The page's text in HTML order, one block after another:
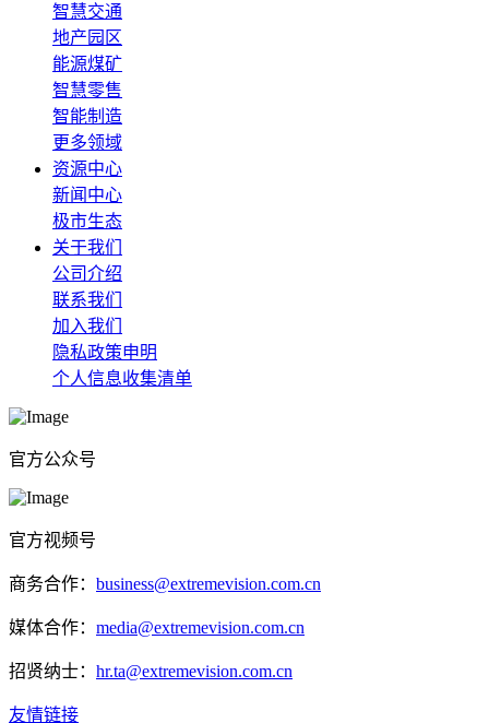
智慧交通
地产园区
能源煤矿
智慧零售
智能制造
更多领域
资源中心
新闻中心
极市生态
关于我们
公司介绍
联系我们
加入我们
隐私政策申明
个人信息收集清单
官方公众号
官方视频号
商务合作： business@extremevision.com.cn
媒体合作： media@extremevision.com.cn
招贤纳士： hr.ta@extremevision.com.cn
友情链接